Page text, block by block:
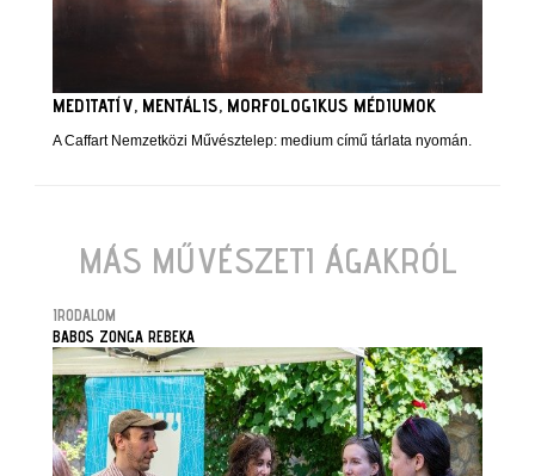
MEDITATÍV, MENTÁLIS, MORFOLOGIKUS MÉDIUMOK
A Caffart Nemzetközi Művésztelep: medium című tárlata nyomán.
MÁS MŰVÉSZETI ÁGAKRÓL
IRODALOM
BABOS ZONGA REBEKA